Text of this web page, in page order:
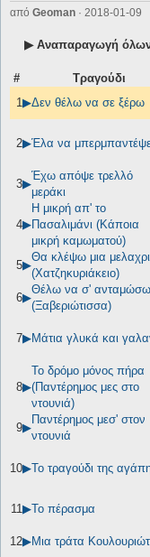
από Geoman · 2018-01-09
▶ Αναπαραγωγή
# Τραγούδι
1 ▶Δεν θέλω να σε ξέρω
2▶Έλα να
3▶
Έχω απόψε τρελλό
μεράκι
4▶
Η μικρή απ' το
Πασαλιμάνι (Κάποια
μικρή καμωματού)
5▶
Θα κλέψω μια
(Χατζηκυριάκειο)
6▶
Θέλω να σ' ανταμώσω
(Ξαβεριώτισσα)
7▶Μάτια γλυκά και
8▶
Το δρόμο μόνος πήρα
(Παντέρημος μες στο
ντουνιά)
9▶
Παντέρημος μεσ' στον
ντουνιά
10▶Το τραγούδι της
11 ▶Το πέρασμα
12▶Μια τράτα